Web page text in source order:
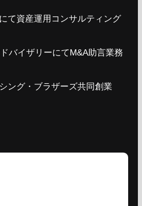
て資産運用コンサルティング
バイザリーにてM&A助言業務
ング・ブラザーズ共同創業